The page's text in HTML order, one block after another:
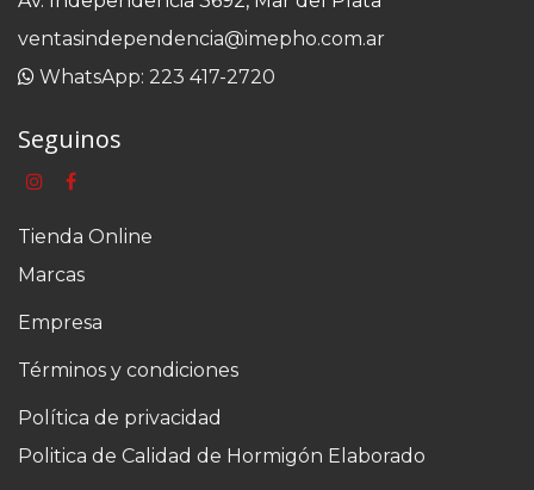
ventasindependencia@imepho.com.ar
WhatsApp: 223 417-2720
Seguinos
Tienda Online
Marcas
Empresa
Términos y condiciones
Política de privacidad
Politica de Calidad de Hormigón Elaborado